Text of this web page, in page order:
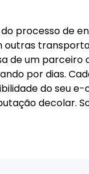
processo de
outras
de um parceiro
por dias.
do seu
decolar.